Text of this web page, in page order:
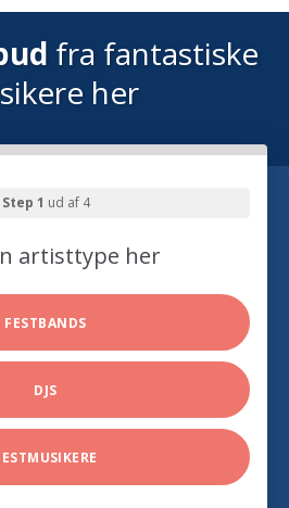
fra fantastiske
her
Step 1 ud af 4
artisttype her
FESTBANDS
DJS